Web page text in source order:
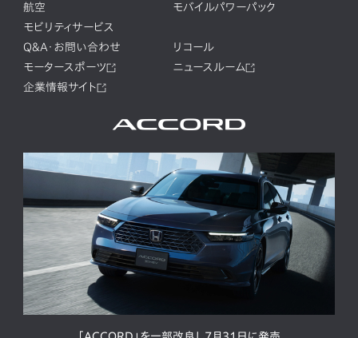
航空
モバイルパワーパック
モビリティサービス
Q&A・お問い合わせ
リコール
モータースポーツ
ニュースルーム
企業情報サイト